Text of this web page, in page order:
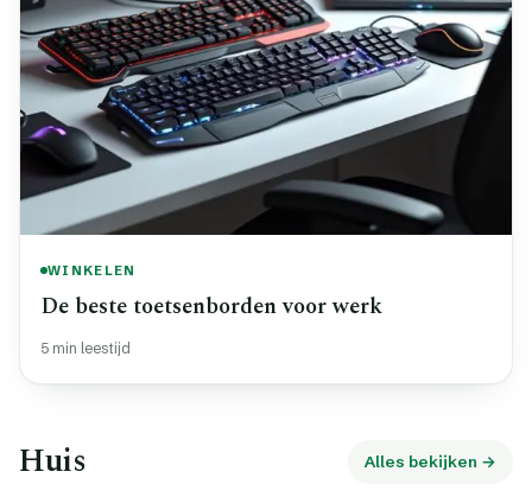
WINKELEN
De beste toetsenborden voor werk
5 min leestijd
Huis Alles bekijken →